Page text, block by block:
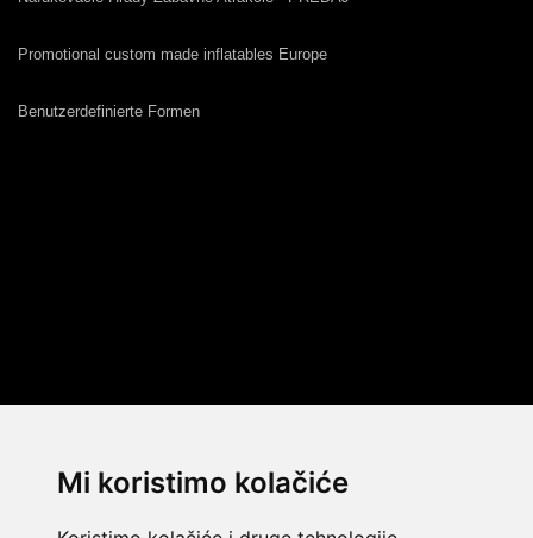
Mi koristimo kolačiće
Promotional custom made inflatables Europe
Benutzerdefinierte Formen